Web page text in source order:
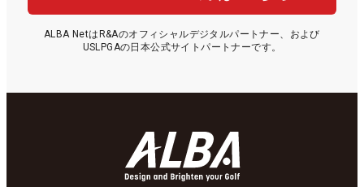
ALBA NetはR&Aのオフィシャルデジタルパートナー、および
USLPGAの日本公式サイトパートナーです。